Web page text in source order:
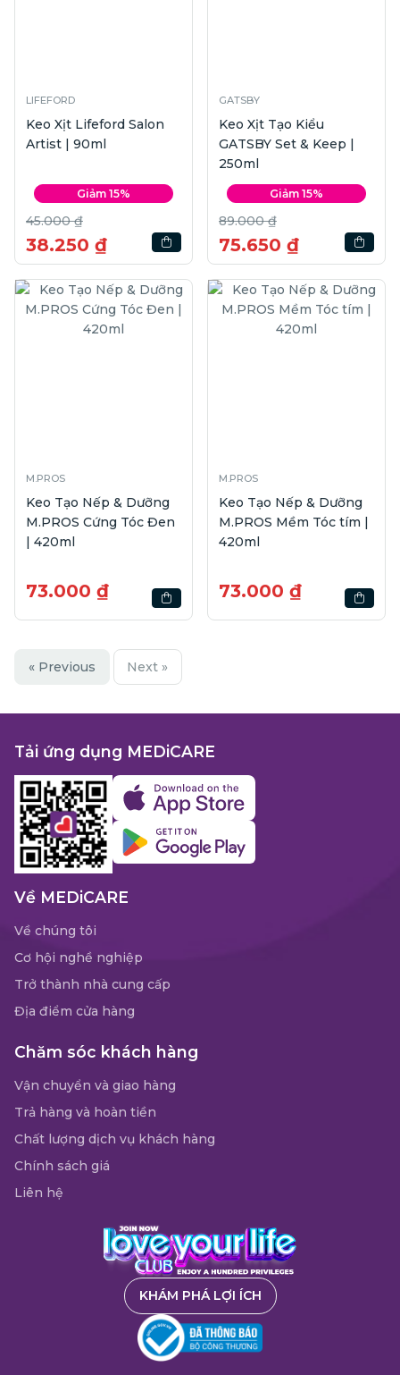
LIFEFORD
Keo Xịt Lifeford Salon
Artist | 90ml
Giảm 15%
45.000 ₫
38.250 ₫
GATSBY
Keo Xịt Tạo Kiểu
GATSBY Set & Keep |
250ml
Giảm 15%
89.000 ₫
75.650 ₫
M.PROS
Keo Tạo Nếp & Dưỡng
M.PROS Cứng Tóc Đen
| 420ml
73.000 ₫
M.PROS
Keo Tạo Nếp & Dưỡng
M.PROS Mềm Tóc tím |
420ml
73.000 ₫
« Previous Next »
Tải ứng dụng MEDiCARE
Về MEDiCARE
Về chúng tôi
Cơ hội nghề nghiệp
Trở thành nhà cung cấp
Địa điểm cửa hàng
Chăm sóc khách hàng
Vận chuyển và giao hàng
Trả hàng và hoàn tiền
Chất lượng dịch vụ khách hàng
Chính sách giá
Liên hệ
KHÁM PHÁ LỢI ÍCH